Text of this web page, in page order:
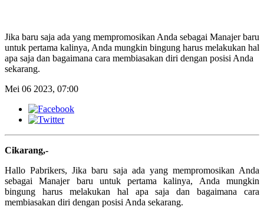
Jika baru saja ada yang mempromosikan Anda sebagai Manajer baru
untuk pertama kalinya, Anda mungkin bingung harus melakukan hal
apa saja dan bagaimana cara membiasakan diri dengan posisi Anda
sekarang.
Mei 06 2023, 07:00
Cikarang,-
Hallo Pabrikers, Jika baru saja ada yang mempromosikan Anda
sebagai Manajer baru untuk pertama kalinya, Anda mungkin
bingung harus melakukan hal apa saja dan bagaimana cara
membiasakan diri dengan posisi Anda sekarang.